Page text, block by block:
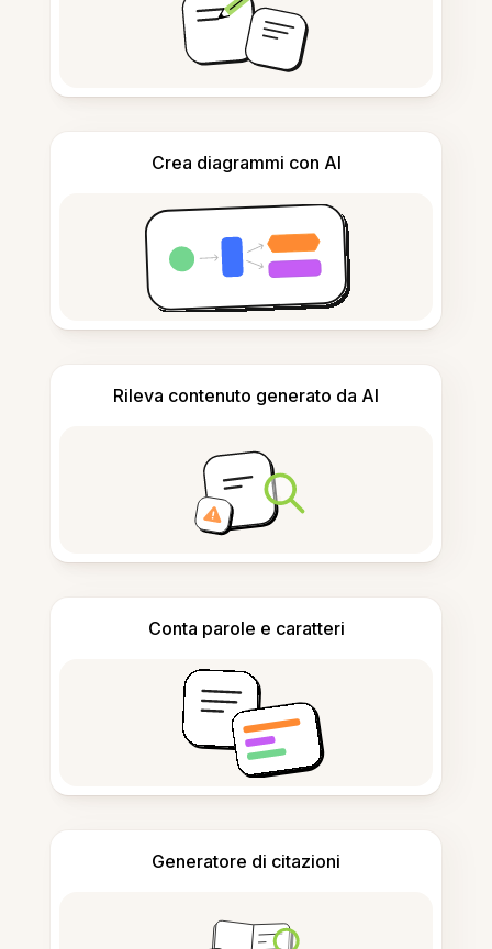
Crea diagrammi con AI
Rileva contenuto generato da AI
Conta parole e caratteri
Generatore di citazioni